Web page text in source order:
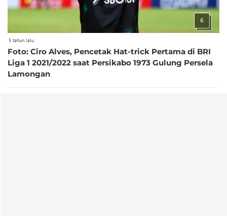
6
5 tahun lalu
Foto: Ciro Alves, Pencetak Hat-trick Pertama di BRI
Liga 1 2021/2022 saat Persikabo 1973 Gulung Persela
Lamongan